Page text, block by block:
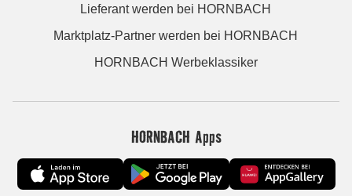
Lieferant werden bei HORNBACH
Marktplatz-Partner werden bei HORNBACH
HORNBACH Werbeklassiker
HORNBACH Apps